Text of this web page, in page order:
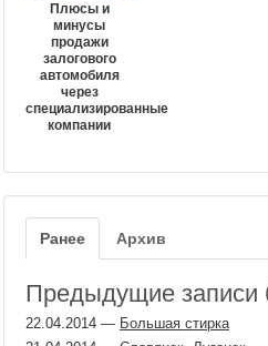
Плюсы и
минусы
продажи
залогового
автомобиля
через
специализированные
компании
Ранее Архив
Предыдущие записи
22.04.2014 — Большая стирка